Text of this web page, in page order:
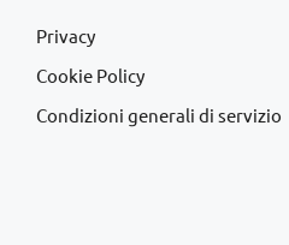
Privacy
Cookie Policy
Condizioni generali di servizio